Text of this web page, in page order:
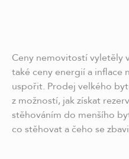
Ceny nemovitostí vyletěly
také ceny energií a inflace
uspořit. Prodej velkého
z možností, jak získat
stěhováním do menšího
co stěhovat a čeho se